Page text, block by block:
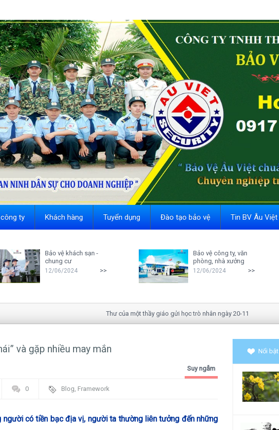
ty Khách hàng Tuyển dụng Đào tạo bảo vệ Tin BV Âu Việt
Bảo vệ khách sạn -
chung cư
12/06/2024 >>
Bảo vệ công ty, văn
phòng, nhà xưởng
12/06/2024 >>
Thư của một thầy giáo gửi học trò nhân ngày 20-11
và gặp nhiều may mắn
Suy ngẫm
0 Blog, Framework
người có tiền bạc địa vị, người ta thường liên tưởng đến những
Nổi bật